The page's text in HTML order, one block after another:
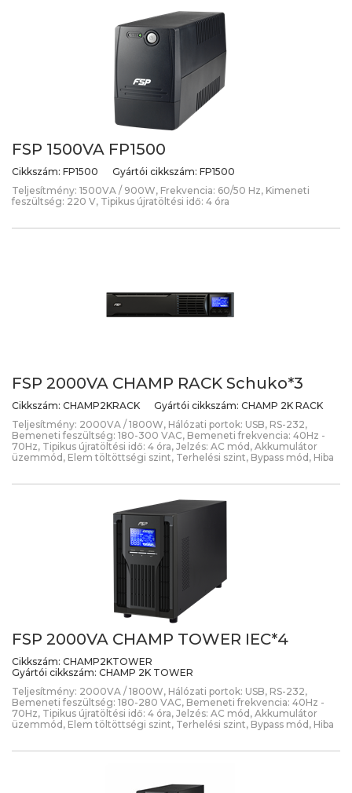
FSP 1500VA FP1500
Cikkszám: FP1500 Gyártói cikkszám: FP1500
Teljesítmény: 1500VA / 900W, Frekvencia: 60/50 Hz, Kimeneti
feszültség: 220 V, Tipikus újratöltési idő: 4 óra
FSP 2000VA CHAMP RACK Schuko*3
Cikkszám: CHAMP2KRACK Gyártói cikkszám: CHAMP 2K RACK
Teljesítmény: 2000VA / 1800W, Hálózati portok: USB, RS-232,
Bemeneti feszültség: 180-300 VAC, Bemeneti frekvencia: 40Hz -
70Hz, Tipikus újratöltési idő: 4 óra, Jelzés: AC mód, Akkumulátor
üzemmód, Elem töltöttségi szint, Terhelési szint, Bypass mód, Hiba
FSP 2000VA CHAMP TOWER IEC*4
Cikkszám: CHAMP2KTOWER
Gyártói cikkszám: CHAMP 2K TOWER
Teljesítmény: 2000VA / 1800W, Hálózati portok: USB, RS-232,
Bemeneti feszültség: 180-280 VAC, Bemeneti frekvencia: 40Hz -
70Hz, Tipikus újratöltési idő: 4 óra, Jelzés: AC mód, Akkumulátor
üzemmód, Elem töltöttségi szint, Terhelési szint, Bypass mód, Hiba